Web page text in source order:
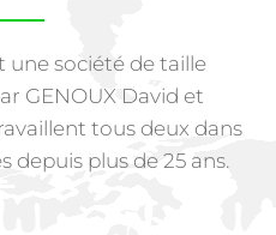
une société de taille
GENOUX David et
tous deux dans
depuis plus de 25 ans.